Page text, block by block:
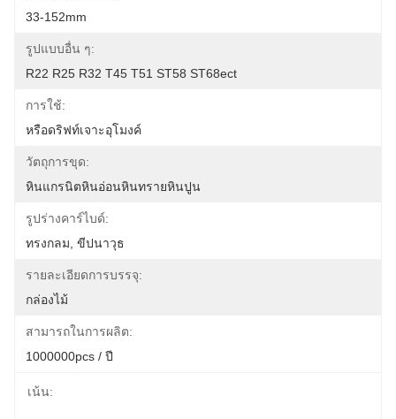
33-152mm
รูปแบบอื่น ๆ:
R22 R25 R32 T45 T51 ST58 ST68ect
การใช้:
หรือดริฟท์เจาะอุโมงค์
วัตถุการขุด:
หินแกรนิตหินอ่อนหินทรายหินปูน
รูปร่างคาร์ไบด์:
ทรงกลม, ขีปนาวุธ
รายละเอียดการบรรจุ:
กล่องไม้
สามารถในการผลิต:
1000000pcs / ปี
เน้น: